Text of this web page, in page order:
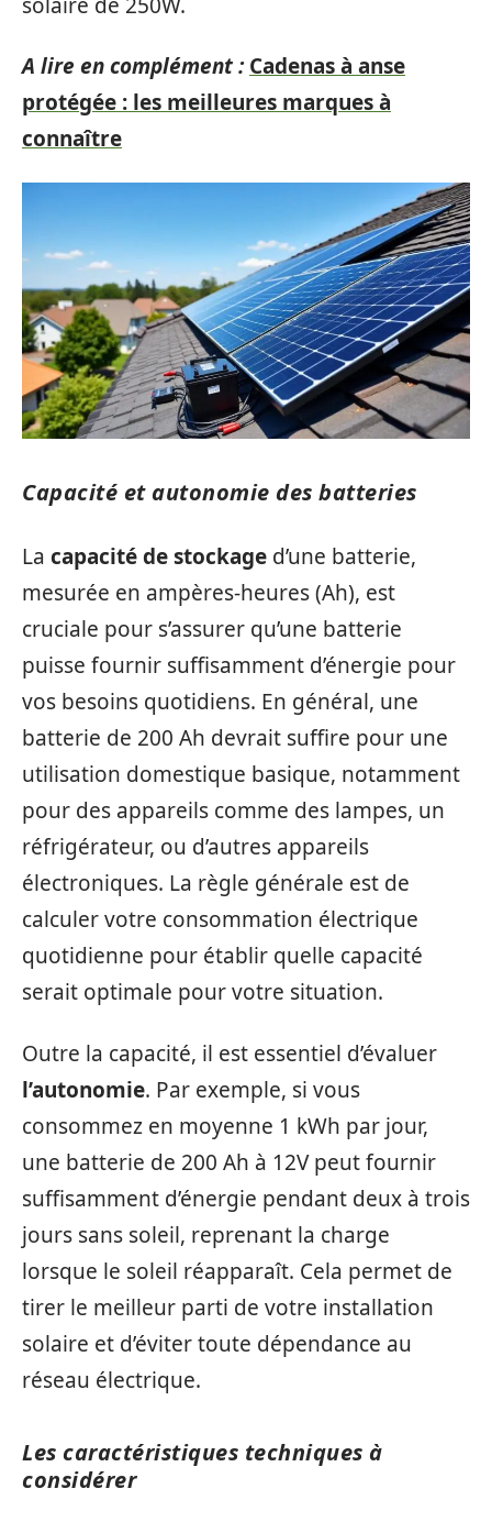
A lire en complément : Cadenas à anse
protégée : les meilleures marques à
connaître
Capacité et autonomie des batteries
La capacité de stockage d’une batterie,
mesurée en ampères-heures (Ah), est
cruciale pour s’assurer qu’une batterie
puisse fournir suffisamment d’énergie pour
vos besoins quotidiens. En général, une
batterie de 200 Ah devrait suffire pour une
utilisation domestique basique, notamment
pour des appareils comme des lampes, un
réfrigérateur, ou d’autres appareils
électroniques. La règle générale est de
calculer votre consommation électrique
quotidienne pour établir quelle capacité
serait optimale pour votre situation.
Outre la capacité, il est essentiel d’évaluer
l’autonomie. Par exemple, si vous
consommez en moyenne 1 kWh par jour,
une batterie de 200 Ah à 12V peut fournir
suffisamment d’énergie pendant deux à trois
jours sans soleil, reprenant la charge
lorsque le soleil réapparaît. Cela permet de
tirer le meilleur parti de votre installation
solaire et d’éviter toute dépendance au
réseau électrique.
Les caractéristiques techniques à
considérer